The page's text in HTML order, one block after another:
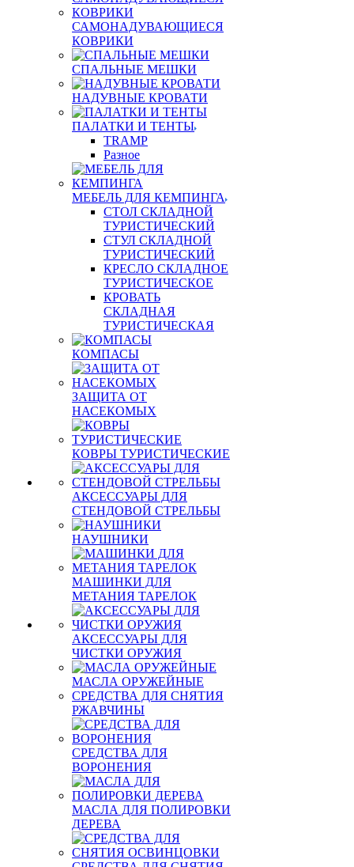
САМОНАДУВАЮЩИЕСЯ
КОВРИКИ
СПАЛЬНЫЕ МЕШКИ
НАДУВНЫЕ КРОВАТИ
ПАЛАТКИ И ТЕНТЫ
TRAMP
Разное
МЕБЕЛЬ ДЛЯ КЕМПИНГА
СТОЛ СКЛАДНОЙ
ТУРИСТИЧЕСКИЙ
СТУЛ СКЛАДНОЙ
ТУРИСТИЧЕСКИЙ
КРЕСЛО СКЛАДНОЕ
ТУРИСТИЧЕСКОЕ
КРОВАТЬ
СКЛАДНАЯ
ТУРИСТИЧЕСКАЯ
КОМПАСЫ
ЗАЩИТА ОТ
НАСЕКОМЫХ
КОВРЫ ТУРИСТИЧЕСКИЕ
АКСЕССУАРЫ ДЛЯ
СТЕНДОВОЙ СТРЕЛЬБЫ
НАУШНИКИ
МАШИНКИ ДЛЯ
МЕТАНИЯ ТАРЕЛОК
АКСЕССУАРЫ ДЛЯ
ЧИСТКИ ОРУЖИЯ
МАСЛА ОРУЖЕЙНЫЕ
СРЕДСТВА ДЛЯ СНЯТИЯ
РЖАВЧИНЫ
СРЕДСТВА ДЛЯ
ВОРОНЕНИЯ
МАСЛА ДЛЯ ПОЛИРОВКИ
ДЕРЕВА